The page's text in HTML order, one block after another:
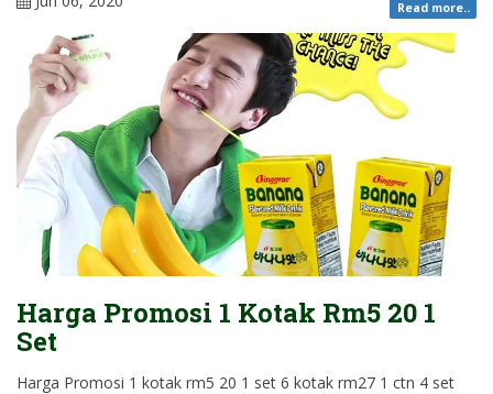
Read more..
Harga Promosi 1 Kotak Rm5 20 1
Set
Harga Promosi 1 kotak rm5 20 1 set 6 kotak rm27 1 ctn 4 set